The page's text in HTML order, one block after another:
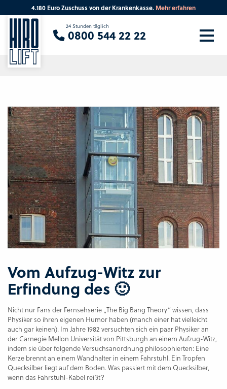
Vom Aufzug-Witz zur
Erfindung des 🙂
Nicht nur Fans der Fernsehserie „The Big Bang Theory“ wissen, dass
Physiker so ihren eigenen Humor haben (manch einer hat vielleicht
auch gar keinen). Im Jahre 1982 versuchten sich ein paar Physiker an
der Carnegie Mellon Universität von Pittsburgh an einem Aufzug-Witz,
indem sie über folgende Versuchsanordnung philosophierten: Eine
Kerze brennt an einem Wandhalter in einem Fahrstuhl. Ein Tropfen
Quecksilber liegt auf dem Boden. Was passiert mit dem Quecksilber,
wenn das Fahrstuhl-Kabel reißt?
4.180 Euro Zuschuss von der Krankenkasse. Mehr erfahren
24 Stunden täglich
0800 544 22 22
Sie suchen eine Beratung vor Ort?
Ihre PLZ Beratung